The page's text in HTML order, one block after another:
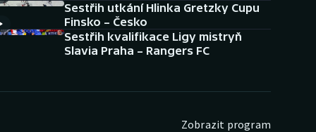
AZ kvíz
Sestřih utkání Hlinka Gretzky Cupu
Finsko – Česko
Sestřih kvalifikace Ligy mistryň
Slavia Praha – Rangers FC
Zobrazit program